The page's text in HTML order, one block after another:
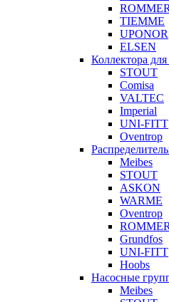
ROMMER
TIEMME
UPONOR
ELSEN
Коллектора
STOUT
Comisa
VALTEC
Imperial
UNI-FITT
Oventrop
Meibes
STOUT
ASKON
WARME
Oventrop
ROMMER
Grundfos
UNI-FITT
Hoobs
Насосные
Meibes